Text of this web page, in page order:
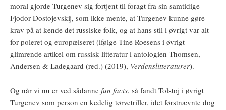
moral gjorde Turgenev sig fortjent til foragt fra sin samtidige
Fjodor Dostojevskij, som ikke mente, at Turgenev kunne gøre
krav på at kende det russiske folk, og at hans stil i øvrigt var alt
for poleret og europæiseret (ifølge Tine Roesens i øvrigt
glimrende artikel om russisk litteratur i antologien Thomsen,
Andersen & Ladegaard (red.) (2019), Verdenslitteraturer).
Og når vi nu er ved sådanne fun facts, så fandt Tolstoj i øvrigt
Turgenev som person en kedelig tørvetriller, idet førstnævnte dog